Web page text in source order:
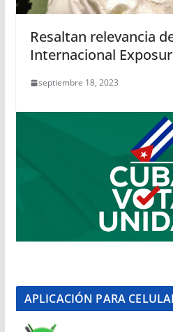
Resaltan relevancia
Internacional
septiembre 18, 2023
APLICACIÓN PARA